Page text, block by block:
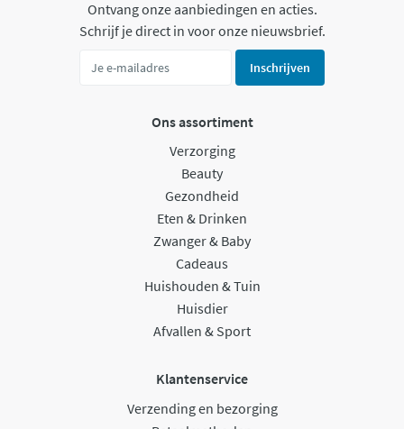
Ontvang onze aanbiedingen en acties.
Schrijf je direct in voor onze nieuwsbrief.
Inschrijven
Ons assortiment
Verzorging
Beauty
Gezondheid
Eten & Drinken
Zwanger & Baby
Cadeaus
Huishouden & Tuin
Huisdier
Afvallen & Sport
Klantenservice
Verzending en bezorging